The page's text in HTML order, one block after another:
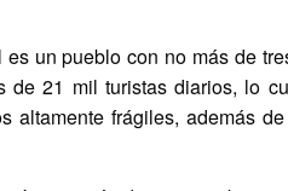
un pueblo con no más de
21 mil turistas diarios, lo
altamente frágiles, además